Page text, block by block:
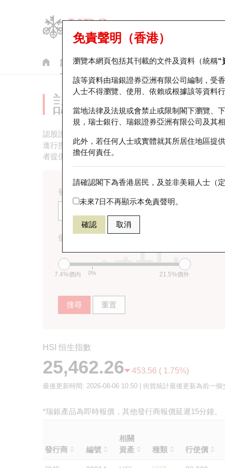
認股證 牛熊證 美股指數產品 輪證市場統計
免責聲明（香港）
瀏覽本網頁包括其刊載的文件及資料（統稱“
該等資料由瑞銀證券亞洲有限公司編制，受
人士不得瀏覽、使用、依賴或根據該等資料
當地法律及法規或會禁止或限制閣下瀏覽、
規，瑞士銀行、瑞銀證券亞洲有限公司及其
此外，若任何人士或實體就其所居住地區提
擔任何責任。
請確認閣下為香港居民，及並非美籍人士（
未來7日不再顯示本免責聲明。
確認 取消
認股證搜尋
認股證搜尋器旨在為投資者提供一個便捷高效的窩輪
進行搜尋，系統便會篩選出符合要求的認股證，並以
者提供全面的分析依據。
發行商
價內/價外 (%)
7.4%價內 21.5%價外
0%
搜尋 重置
HSI 恒生指數
25,462.26 453.56 ( 1.75%)
最後更新時間: 2026-08-06 10:50 | 街貨統計最後更新為前一個
*瑞銀產品為即時報價，其他發行商報價延遲15分鐘。
發行商 編號
相關
資產
種類 行使價